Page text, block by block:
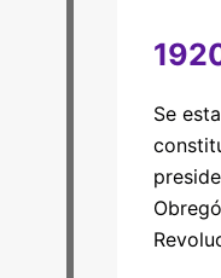
Se